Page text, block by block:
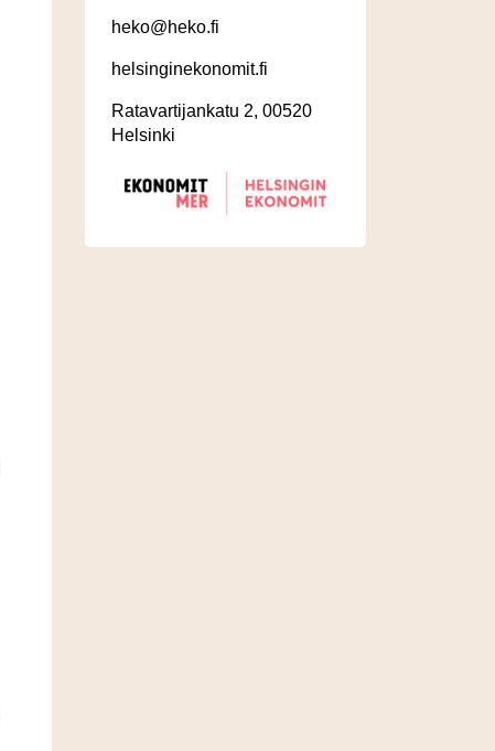
heko@heko.fi
helsinginekonomit.fi
Ratavartijankatu 2, 00520
Helsinki